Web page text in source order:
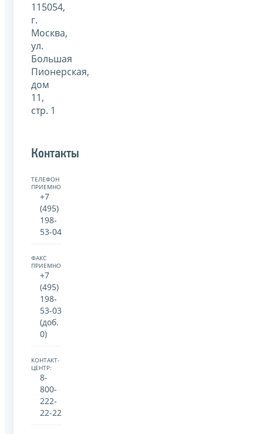
115054,
г.
Москва,
ул.
Большая
Пионерская,
дом
11,
стр. 1
Контакты
ТЕЛЕФОН
ПРИЕМНОЙ:
+7
(495)
198-
53-04
ФАКС
ПРИЕМНОЙ:
+7
(495)
198-
53-03
(доб.
0)
КОНТАКТ-
ЦЕНТР:
8-
800-
222-
22-22